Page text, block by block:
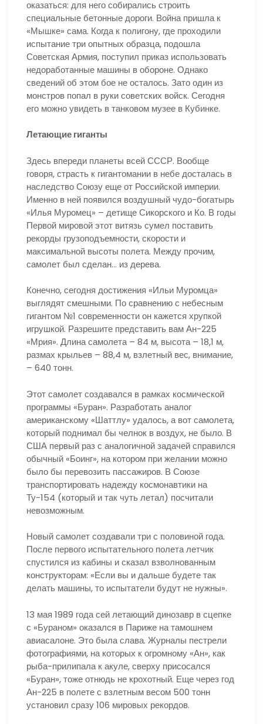
оказаться: для него собирались строить
специальные бетонные дороги. Война пришла к
«Мышке» сама. Когда к полигону, где проходили
испытание три опытных образца, подошла
Советская Армия, поступил приказ использовать
недоработанные машины в обороне. Однако
сведений об этом бое не осталось. Зато один из
монстров попал в руки советских войск. Сегодня
его можно увидеть в танковом музее в Кубинке.
Летающие гиганты
Здесь впереди планеты всей СССР. Вообще
говоря, страсть к гигантомании в небе досталась в
наследство Союзу еще от Российской империи.
Именно в ней появился воздушный чудо-богатырь
«Илья Муромец» – детище Сикорского и Ко. В годы
Первой мировой этот витязь сумел поставить
рекорды грузоподъемности, скорости и
максимальной высоты полета. Между прочим,
самолет был сделан… из дерева.
Конечно, сегодня достижения «Ильи Муромца»
выглядят смешными. По сравнению с небесным
гигантом №1 современности он кажется хрупкой
игрушкой. Разрешите представить вам Ан-225
«Мрия». Длина самолета – 84 м, высота – 18,1 м,
размах крыльев – 88,4 м, взлетный вес, внимание,
– 640 тонн.
Этот самолет создавался в рамках космической
программы «Буран». Разработать аналог
американскому «Шаттлу» удалось, а вот самолета,
который поднимал бы челнок в воздух, не было. В
США первый раз с аналогичной задачей справился
обычный «Боинг», на котором при желании можно
было бы перевозить пассажиров. В Союзе
транспортировать надежду космонавтики на
Ту-154 (который и так чуть летал) посчитали
невозможным.
Новый самолет создавали три с половиной года.
После первого испытательного полета летчик
спустился из кабины и сказал взволнованным
конструкторам: «Если вы и дальше будете так
делать машины, то испытатели будут не нужны».
13 мая 1989 года сей летающий динозавр в сцепке
с «Бураном» оказался в Париже на тамошнем
авиасалоне. Это была слава. Журналы пестрели
фотографиями, на которых к огромному «Ан», как
рыба-прилипала к акуле, сверху присосался
«Буран», тоже отнюдь не крохотный. Еще через год
Ан-225 в полете с взлетным весом 500 тонн
установил сразу 106 мировых рекордов.